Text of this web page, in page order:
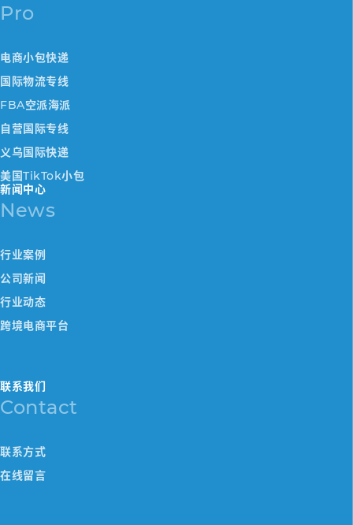
Pro
电商小包快递
国际物流专线
FBA空派海派
自营国际专线
义乌国际快递
美国TikTok小包
新闻中心
News
行业案例
公司新闻
行业动态
跨境电商平台
联系我们
Contact
联系方式
在线留言